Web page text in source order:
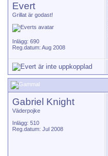
Evert
Grillat är godast!
Inlägg: 690
Reg.datum: Aug 2008
Gabriel Knight
Väderpojke
Inlägg: 510
Reg.datum: Jul 2008